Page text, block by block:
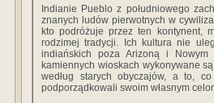
Indianie Pueblo z południowego
znanych ludów pierwotnych w
kto podróżuje przez ten kontynent,
rodzimej tradycji. Ich kultura nie
indiańskich poza Arizoną i
kamiennych wioskach wykonywane
według starych obyczajów, a to,
podporządkowali swoim własnym